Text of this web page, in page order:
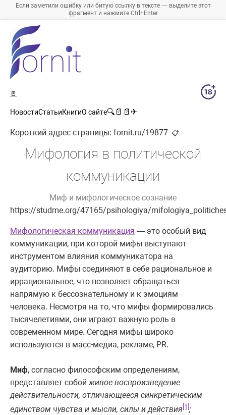
Если заметили ошибку или битую ссылку в тексте — выделите этот
фрагмент и нажмите Ctrl+Enter
🚪
НовостиСтатьиКнигиО сайте🔍 📄 📄 ✈
Короткий адрес страницы: fornit.ru/19877 📋
Мифология в политической
коммуникации
Миф и мифологическое сознание
https://studme.org/47165/psihologiya/
Мифологическая коммуникация — это особый вид
коммуникации, при которой мифы выступают
инструментом влияния коммуникатора на
аудиторию. Мифы соединяют в себе рациональное и
иррациональное, что позволяет обращаться
напрямую к бессознательному и к эмоциям
человека. Несмотря на то, что мифы формировались
тысячелетиями, они играют важную роль в
современном мире. Сегодня мифы широко
используются в масс-медиа, рекламе, PR.
Миф, согласно философским определениям,
представляет собойживое воспроизведение
действительности, отличающееся синкретическим
единством чувства и мысли, силы и действия [1] ;